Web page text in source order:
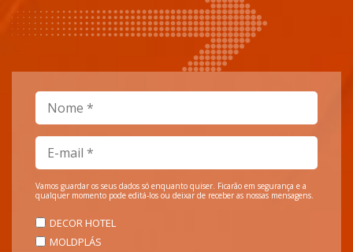
Vamos guardar os seus dados só enquanto quiser. Ficarão em segurança e a
qualquer momento pode editá-los ou deixar de receber as nossas mensagens.
DECOR HOTEL
MOLDPLÁS